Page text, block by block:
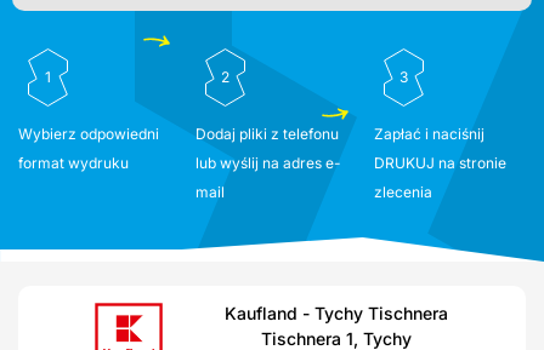
1
Wybierz odpowiedni
format wydruku
2
Dodaj pliki z telefonu
lub wyślij na adres e-
mail
3
Zapłać i naciśnij
DRUKUJ na stronie
zlecenia
Kaufland - Tychy Tischnera
Tischnera 1, Tychy